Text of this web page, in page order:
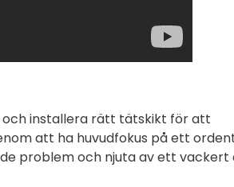
installera rätt tätskikt för att
att ha huvudfokus på ett
problem och njuta av ett vackert